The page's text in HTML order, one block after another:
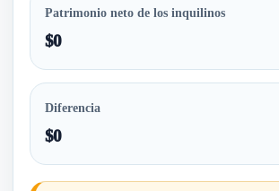
Patrimonio neto de los inquilinos
$0
Diferencia
$0